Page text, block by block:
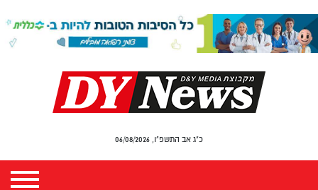
כ"ג אב התשפ"ו, 06/08/2026